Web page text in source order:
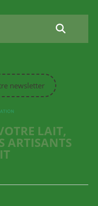
newsletter
LAIT,
ARTISANTS